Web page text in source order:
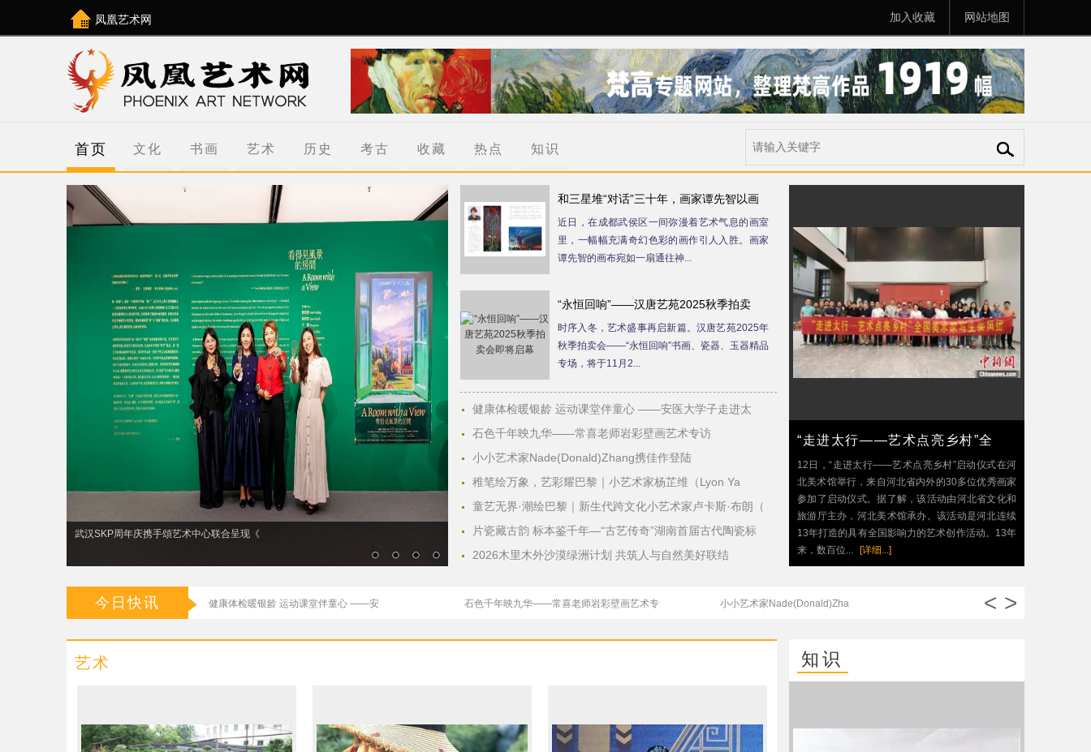
凤凰艺术网 网站地图
加入收藏
首页 文化 书画 艺术 历史 考古 收藏 热点 知识
武汉SKP周年庆携手頌艺术中心联合呈现《
和三星堆“对话”三十年，画家谭先智以画
笔
近日，在成都武侯区一间弥漫着艺术气息的画室
里，一幅幅充满奇幻色彩的画作引人入胜。画家
谭先智的画布宛如一扇通往神...
“永恒回响”——汉唐艺苑2025秋季拍卖
时序入冬，艺术盛事再启新篇。汉唐艺苑2025年
秋季拍卖会——“永恒回响”书画、瓷器、玉器精品
专场，将于11月2...
健康体检暖银龄 运动课堂伴童心 ——安医大学子走进太
石色千年映九华——常喜老师岩彩壁画艺术专访
小小艺术家Nade(Donald)Zhang携佳作登陆
稚笔绘万象，艺彩耀巴黎｜小艺术家杨芷维（Lyon Ya
童艺无界·潮绘巴黎｜新生代跨文化小艺术家卢卡斯·布朗（
片瓷藏古韵 标本鉴千年—“古艺传奇”湖南首届古代陶瓷标
2026木里木外沙漠绿洲计划 共筑人与自然美好联结
“走进太行——艺术点亮乡村”全
12日，“走进太行——艺术点亮乡村”启动仪式在河
北美术馆举行，来自河北省内外的30多位优秀画家
参加了启动仪式。据了解，该活动由河北省文化和
旅游厅主办，河北美术馆承办。该活动是河北连续
13年打造的具有全国影响力的艺术创作活动。13年
来，数百位...
[详细...]
今日快讯 健康体检暖银龄 运动课堂伴童心 ——安 石色千年映九华——常喜老师岩彩壁画艺术专 小小艺术家Nade(Donald)Zha < >
艺术 知识